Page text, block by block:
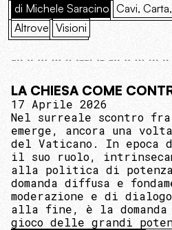
di Michele Saracino Cavi,
Altrove Visioni
LA CHIESA COME
17 Aprile 2026
Nel surreale scontro fra
emerge, ancora una
del Vaticano. In epoca
il suo ruolo,
alla politica di
domanda diffusa e
moderazione e di
alla fine, è la
gioco delle grandi